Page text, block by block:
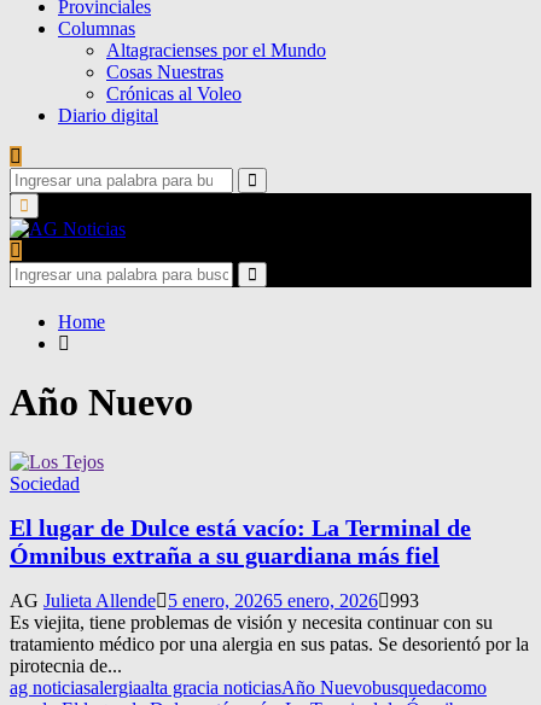
Provinciales
Columnas
Altagracienses por el Mundo
Cosas Nuestras
Crónicas al Voleo
Diario digital
Search
for:
Search
Primary
Menu
Search
for:
Search
Home
Año Nuevo
Sociedad
El lugar de Dulce está vacío: La Terminal de
Ómnibus extraña a su guardiana más fiel
AG Julieta Allende 5 enero, 20265 enero, 2026 993
Es viejita, tiene problemas de visión y necesita continuar con su
tratamiento médico por una alergia en sus patas. Se desorientó por la
pirotecnia de...
ag noticiasalergiaalta gracia noticiasAño Nuevobusquedacomo